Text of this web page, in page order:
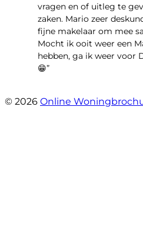
vragen en of uitleg te
zaken. Mario zeer
fijne makelaar om mee
Mocht ik ooit weer een
hebben, ga ik weer voor
😁”
© 2026 Online